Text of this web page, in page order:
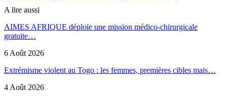
A lire aussi
AIMES AFRIQUE déploie une mission médico-chirurgicale
gratuite…
6 Août 2026
Extrémisme violent au Togo : les femmes, premières cibles mais…
4 Août 2026